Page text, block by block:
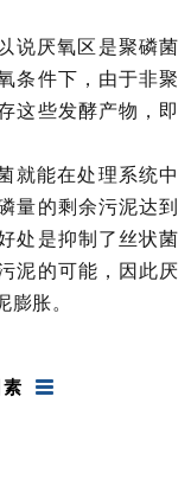
说厌氧区是聚磷菌
条件下，由于非聚
这些发酵产物，即
就能在处理系统中
量的剩余污泥达到
处是抑制了丝状菌
泥的可能，因此厌
胀。